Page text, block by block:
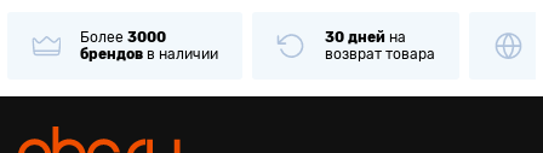
Более 3000
брендов в наличии
30 дней на
возврат товара